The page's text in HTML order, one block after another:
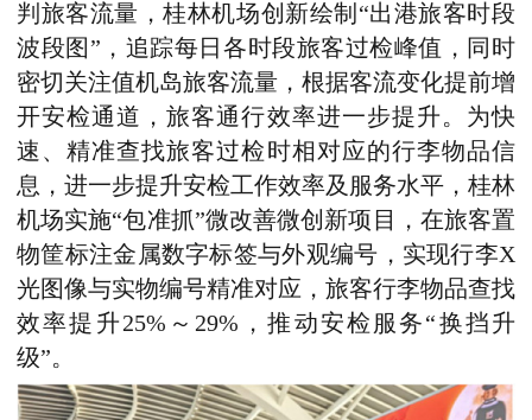
判旅客流量，桂林机场创新绘制“出港旅客时段
波段图”，追踪每日各时段旅客过检峰值，同时
密切关注值机岛旅客流量，根据客流变化提前增
开安检通道，旅客通行效率进一步提升。为快
速、精准查找旅客过检时相对应的行李物品信
息，进一步提升安检工作效率及服务水平，桂林
机场实施“包准抓”微改善微创新项目，在旅客置
物筐标注金属数字标签与外观编号，实现行李X
光图像与实物编号精准对应，旅客行李物品查找
效率提升25%～29%，推动安检服务“换挡升
级”。